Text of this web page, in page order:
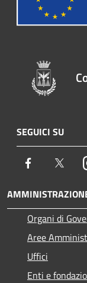
SEGUICI SU
Facebook
Organi di
Aree
Uffici
Enti e